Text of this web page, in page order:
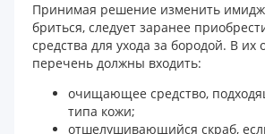
Принимая решение изменить
бриться, следует заранее
средства для ухода за бородой. В их
перечень должны входить:
очищающее средство,
типа кожи;
отшелушивающийся скраб,